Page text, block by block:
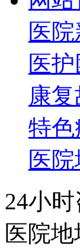
医
医
康
特
医院
24小
医院